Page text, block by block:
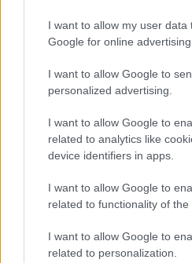
I want to allow my user data
Google for online
I want to allow Google to
personalized advertising.
I want to allow Google to
related to analytics like
device identifiers in apps.
I want to allow Google to
related to functionality of the
I want to allow Google to
related to personalization.
τον έλεγχο όλου του
Μετά τα πλήγματα, ο κ.
«Το Ισραήλ αποδέχεται τις
υποβλήθηκε από τον
τελειώσει ο πόλεμος,
απελευθέρωση όλων των
πρόταση γίνει αποδεκτή